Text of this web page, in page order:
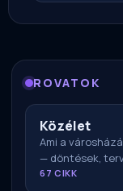
ROVATOK
Közélet
Ami a
— döntések,
67 CIKK